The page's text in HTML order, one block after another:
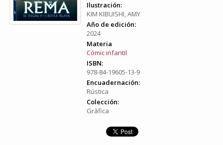
Ilustración:
KIM KIBUISHI, AMY
Año de edición:
2024
Materia
Cómic infantil
ISBN:
978-84-19605-13-9
Encuadernación:
Rústica
Colección:
Gràfica